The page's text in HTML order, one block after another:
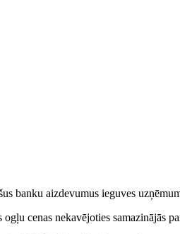
banku aizdevumus ieguves
cenas nekavējoties samazinājās